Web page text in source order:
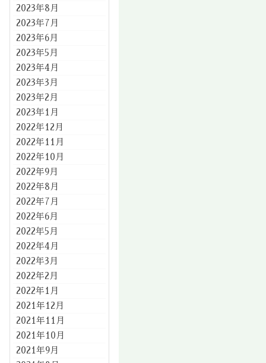
2023年8月
2023年7月
2023年6月
2023年5月
2023年4月
2023年3月
2023年2月
2023年1月
2022年12月
2022年11月
2022年10月
2022年9月
2022年8月
2022年7月
2022年6月
2022年5月
2022年4月
2022年3月
2022年2月
2022年1月
2021年12月
2021年11月
2021年10月
2021年9月